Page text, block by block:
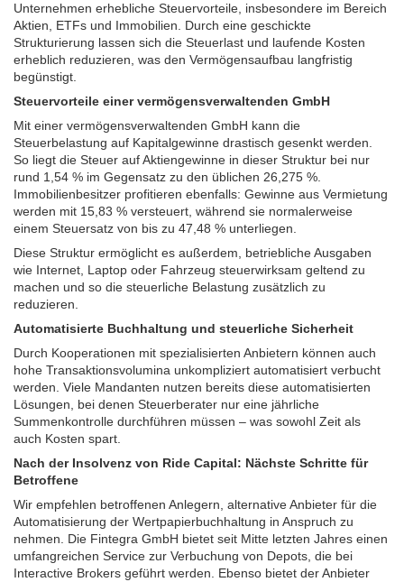
Unternehmen erhebliche Steuervorteile, insbesondere im Bereich
Aktien, ETFs und Immobilien. Durch eine geschickte
Strukturierung lassen sich die Steuerlast und laufende Kosten
erheblich reduzieren, was den Vermögensaufbau langfristig
begünstigt.
Steuervorteile einer vermögensverwaltenden GmbH
Mit einer vermögensverwaltenden GmbH kann die
Steuerbelastung auf Kapitalgewinne drastisch gesenkt werden.
So liegt die Steuer auf Aktiengewinne in dieser Struktur bei nur
rund 1,54 % im Gegensatz zu den üblichen 26,275 %.
Immobilienbesitzer profitieren ebenfalls: Gewinne aus Vermietung
werden mit 15,83 % versteuert, während sie normalerweise
einem Steuersatz von bis zu 47,48 % unterliegen.
Diese Struktur ermöglicht es außerdem, betriebliche Ausgaben
wie Internet, Laptop oder Fahrzeug steuerwirksam geltend zu
machen und so die steuerliche Belastung zusätzlich zu
reduzieren.
Automatisierte Buchhaltung und steuerliche Sicherheit
Durch Kooperationen mit spezialisierten Anbietern können auch
hohe Transaktionsvolumina unkompliziert automatisiert verbucht
werden. Viele Mandanten nutzen bereits diese automatisierten
Lösungen, bei denen Steuerberater nur eine jährliche
Summenkontrolle durchführen müssen – was sowohl Zeit als
auch Kosten spart.
Nach der Insolvenz von Ride Capital: Nächste Schritte für
Betroffene
Wir empfehlen betroffenen Anlegern, alternative Anbieter für die
Automatisierung der Wertpapierbuchhaltung in Anspruch zu
nehmen. Die Fintegra GmbH bietet seit Mitte letzten Jahres einen
umfangreichen Service zur Verbuchung von Depots, die bei
Interactive Brokers geführt werden. Ebenso bietet der Anbieter